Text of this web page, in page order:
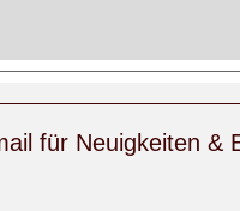
für Neuigkeiten &